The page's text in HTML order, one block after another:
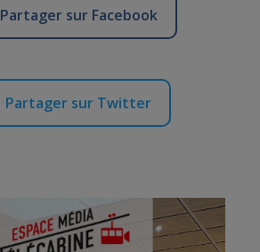
Partager sur Facebook
Partager sur Twitter